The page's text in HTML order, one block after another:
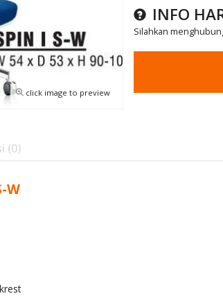
click image to preview
INFO
Silahkan
(0)
W